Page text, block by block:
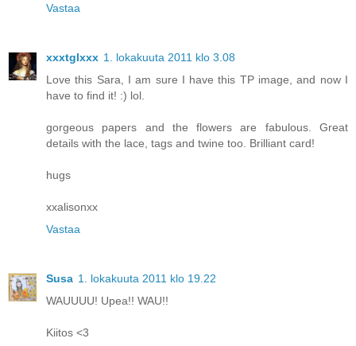
Vastaa
xxxtglxxx 1. lokakuuta 2011 klo 3.08
Love this Sara, I am sure I have this TP image, and now I
have to find it! :) lol.
gorgeous papers and the flowers are fabulous. Great
details with the lace, tags and twine too. Brilliant card!
hugs
xxalisonxx
Vastaa
Susa 1. lokakuuta 2011 klo 19.22
WAUUUU! Upea!! WAU!!
Kiitos <3